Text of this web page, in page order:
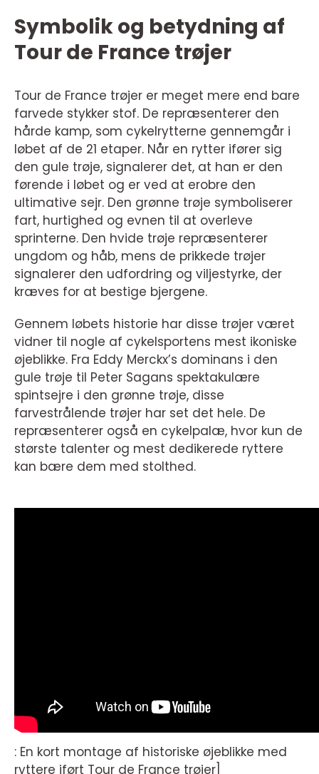
Symbolik og betydning af
Tour de France trøjer
Tour de France trøjer er meget mere end bare
farvede stykker stof. De repræsenterer den
hårde kamp, som cykelrytterne gennemgår i
løbet af de 21 etaper. Når en rytter ifører sig
den gule trøje, signalerer det, at han er den
førende i løbet og er ved at erobre den
ultimative sejr. Den grønne trøje symboliserer
fart, hurtighed og evnen til at overleve
sprinterne. Den hvide trøje repræsenterer
ungdom og håb, mens de prikkede trøjer
signalerer den udfordring og viljestyrke, der
kræves for at bestige bjergene.
Gennem løbets historie har disse trøjer været
vidner til nogle af cykelsportens mest ikoniske
øjeblikke. Fra Eddy Merckx’s dominans i den
gule trøje til Peter Sagans spektakulære
spintsejre i den grønne trøje, disse
farvestrålende trøjer har set det hele. De
repræsenterer også en cykelpalæ, hvor kun de
største talenter og mest dedikerede ryttere
kan bære dem med stolthed.
: En kort montage af historiske øjeblikke med
ryttere iført Tour de France trøjer]